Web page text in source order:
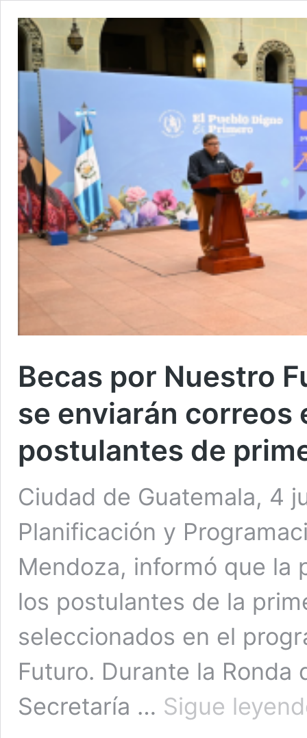
Becas por Nuestro
se enviarán correos
postulantes de
Ciudad de Guatemala, 4
Planificación y
Mendoza, informó que la
los postulantes de la
seleccionados en el
Futuro. Durante la
Secretaría … Sigue